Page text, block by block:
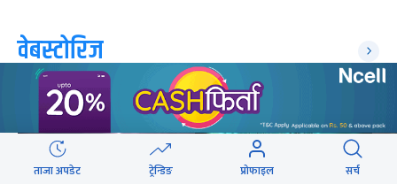
वेबस्टोरिज
ताजा अपडेट ट्रेन्डिङ प्रोफाइल सर्च